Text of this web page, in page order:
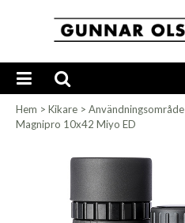
Hem > Kikare > Användningsområde
Magnipro 10x42 Miyo ED